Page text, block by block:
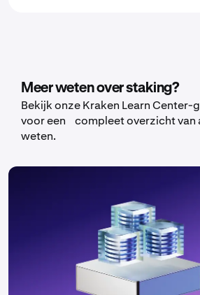
Meer weten over staking?
Bekijk onze Kraken Learn Center-
voor een compleet overzicht van
weten.